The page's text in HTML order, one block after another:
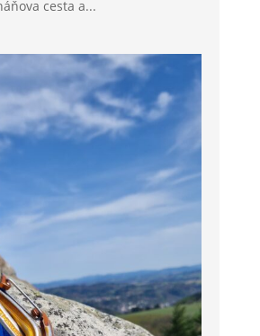
cesta a...